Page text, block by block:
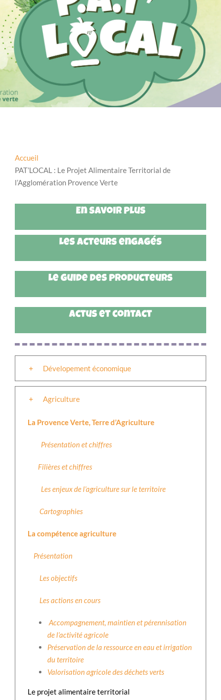
Accueil
PAT’LOCAL : Le Projet Alimentaire Territorial de
l’Agglomération Provence Verte
En savoir plus
Les acteurs engagés
Le guide des producteurs
Actus et contact
Dévelopement économique
Agriculture
La Provence Verte, Terre d’Agriculture
Présentation et chiffres
Filières et chiffres
Les enjeux de l’agriculture sur le territoire
Cartographies
La compétence agriculture
Présentation
Les objectifs
Les actions en cours
Accompagnement, maintien et pérennisation
de l’activité agricole
Préservation de la ressource en eau et irrigation
du territoire
Valorisation agricole des déchets verts
Le projet alimentaire territorial